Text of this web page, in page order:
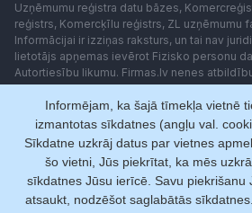
Uzņēmumu reģistra datu bāzes,
reģistrs, Komercķīlu reģistrs, ZL uzņēmumu
Informācijai ir izziņas raksturs, un tai nav
lietotājs apņemas ievērot Fizisko personu
Autortiesību likumu. Firmas.lv nenes
lēmumiem, kas balstīti uz saņemto
izmantot jebkādas automatizētas sistēmas
piekļuvei sistēmai bez rakstiskas
redaktore: Ingūna Pempere.
Lietošanas noteikumi
Privātuma politika
Informējam, ka šajā tīmekļa vietnē
izmantotas sīkdatnes (angļu val.
Sīkdatne uzkrāj datus par vietnes
šo vietni, Jūs piekrītat, ka mēs
sīkdatnes Jūsu ierīcē. Savu piekrišanu
atsaukt, nodzēšot saglabātās sīkdatnes.